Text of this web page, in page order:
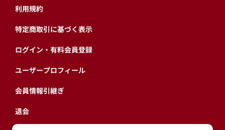
利用規約
特定商取引に基づく表示
ログイン・有料会員登録
ユーザープロフィール
会員情報引継ぎ
退会